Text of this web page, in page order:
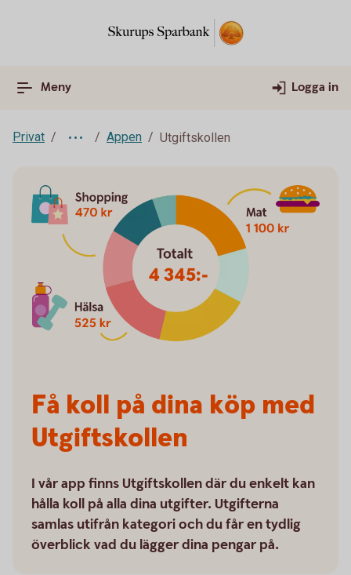
Meny Logga in
Privat Appen Utgiftskollen
Få koll på dina köp med
Utgiftskollen
I vår app finns Utgiftskollen där du enkelt kan
hålla koll på alla dina utgifter. Utgifterna
samlas utifrån kategori och du får en tydlig
överblick vad du lägger dina pengar på.